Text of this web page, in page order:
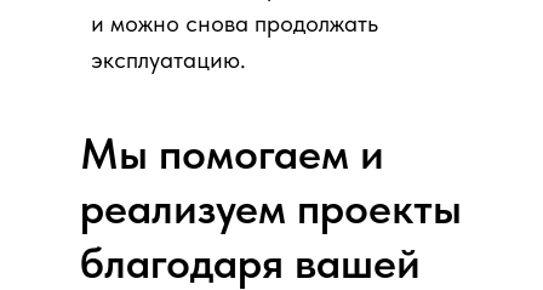
и можно снова продолжать
эксплуатацию.
Мы помогаем и
реализуем проекты
благодаря вашей